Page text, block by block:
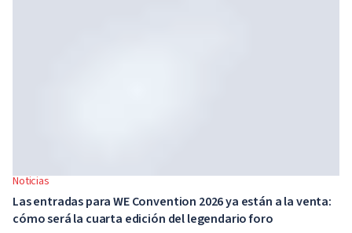
Noticias
Las entradas para WE Convention 2026 ya están a la venta:
cómo será la cuarta edición del legendario foro